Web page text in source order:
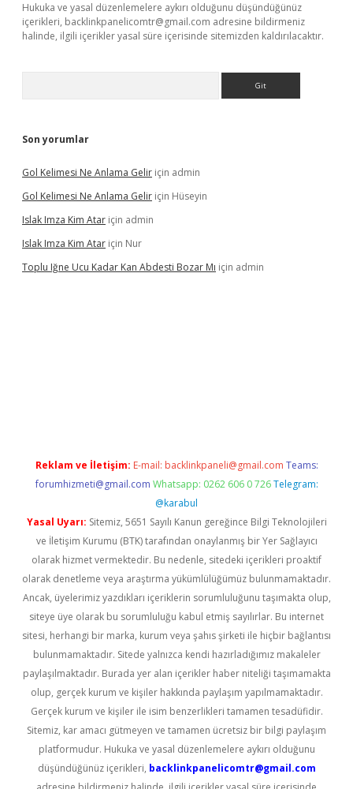
Hukuka ve yasal düzenlemelere aykırı olduğunu düşündüğünüz
içerikleri, backlinkpanelicomtr@gmail.com adresine bildirmeniz
halinde, ilgili içerikler yasal süre içerisinde sitemizden kaldırılacaktır.
Son yorumlar
Gol Kelimesi Ne Anlama Gelir için admin
Gol Kelimesi Ne Anlama Gelir için Hüseyin
Islak Imza Kim Atar için admin
Islak Imza Kim Atar için Nur
Toplu Iğne Ucu Kadar Kan Abdesti Bozar Mı için admin
Reklam ve İletişim: E-mail: backlinkpaneli@gmail.com Teams:
forumhizmeti@gmail.com Whatsapp: 0262 606 0 726 Telegram:
@karabul
Yasal Uyarı: Sitemiz, 5651 Sayılı Kanun gereğince Bilgi Teknolojileri
ve İletişim Kurumu (BTK) tarafından onaylanmış bir Yer Sağlayıcı
olarak hizmet vermektedir. Bu nedenle, sitedeki içerikleri proaktif
olarak denetleme veya araştırma yükümlülüğümüz bulunmamaktadır.
Ancak, üyelerimiz yazdıkları içeriklerin sorumluluğunu taşımakta olup,
siteye üye olarak bu sorumluluğu kabul etmiş sayılırlar. Bu internet
sitesi, herhangi bir marka, kurum veya şahıs şirketi ile hiçbir bağlantısı
bulunmamaktadır. Sitede yalnızca kendi hazırladığımız makaleler
paylaşılmaktadır. Burada yer alan içerikler haber niteliği taşımamakta
olup, gerçek kurum ve kişiler hakkında paylaşım yapılmamaktadır.
Gerçek kurum ve kişiler ile isim benzerlikleri tamamen tesadüfidir.
Sitemiz, kar amacı gütmeyen ve tamamen ücretsiz bir bilgi paylaşım
platformudur. Hukuka ve yasal düzenlemelere aykırı olduğunu
düşündüğünüz içerikleri, backlinkpanelicomtr@gmail.com